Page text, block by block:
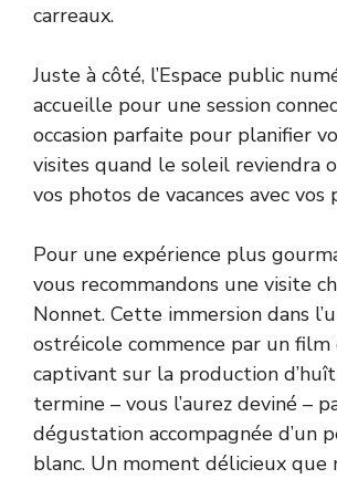
carreaux.
Juste à côté, l’Espace public
accueille pour une session
occasion parfaite pour planifier
visites quand le soleil reviendra
vos photos de vacances avec vos
Pour une expérience plus
vous recommandons une visite
Nonnet. Cette immersion dans
ostréicole commence par un
captivant sur la production
termine – vous l’aurez deviné –
dégustation accompagnée d’un
blanc. Un moment délicieux que